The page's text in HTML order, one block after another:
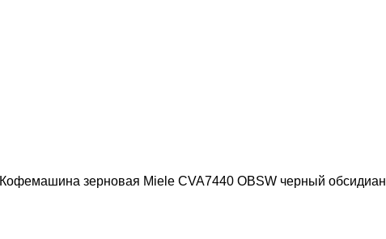
Кофемашина зерновая Miele CVA7440 OBSW черный обсидиан